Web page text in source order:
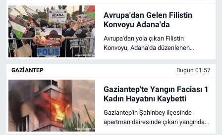
Avrupa'dan Gelen Filistin
Konvoyu Adana'da
Avrupa'dan yola çıkan Filistin
Konvoyu, Adana'da düzenlenen
yarın Gaziantep'e uğurlanacak.
GAZIANTEP Bugün 01:57
Gaziantep'te Yangın Faciası 1
Kadın Hayatını Kaybetti
Gaziantep'in Şahinbey ilçesinde
apartman dairesinde çıkan yangında
Özel Haber
Kültür Sanat
Ekonomi
Yaşam